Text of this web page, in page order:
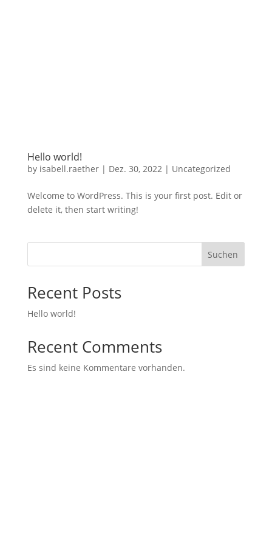
Hello world!
by isabell.raether| Dez. 30, 2022| Uncategorized
Welcome to WordPress. This is your first post. Edit or
delete it, then start writing!
Suchen
Recent Posts
Hello world!
Recent Comments
Es sind keine Kommentare vorhanden.